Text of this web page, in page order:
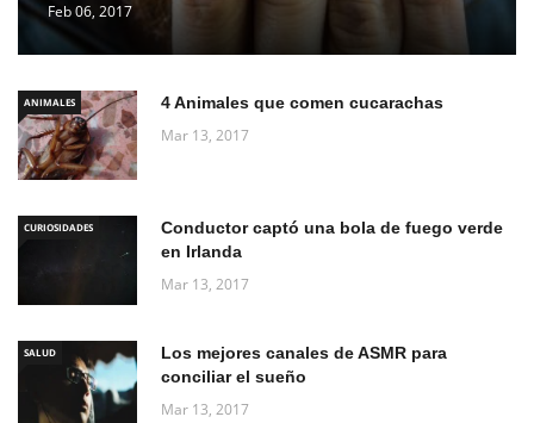
Feb 06, 2017
ANIMALES 4 Animales que comen cucarachas
Mar 13, 2017
CURIOSIDADES
Conductor captó una bola de fuego verde
en Irlanda
Mar 13, 2017
SALUD
Los mejores canales de ASMR para
conciliar el sueño
Mar 13, 2017